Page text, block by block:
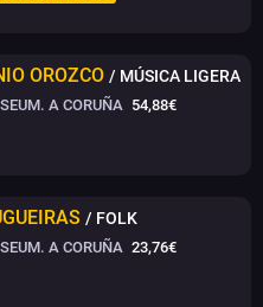
OROZCO / MÚSICA LIGERA
A CORUÑA 54,88€
/ FOLK
A CORUÑA 23,76€